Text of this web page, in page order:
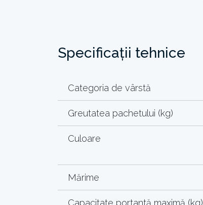
Specificații tehnice
Categoria de vârstă
Greutatea pachetului (kg)
Culoare
Mărime
Capacitate portantă maximă (kg)